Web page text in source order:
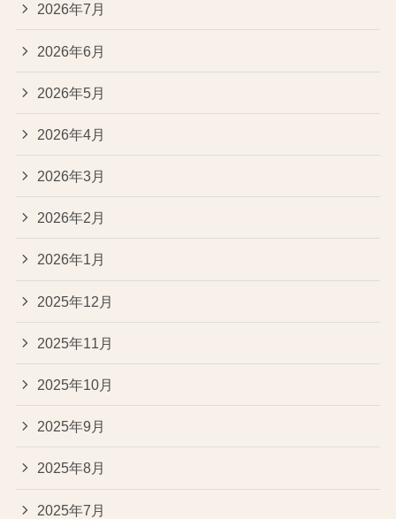
2026年7月
2026年6月
2026年5月
2026年4月
2026年3月
2026年2月
2026年1月
2025年12月
2025年11月
2025年10月
2025年9月
2025年8月
2025年7月